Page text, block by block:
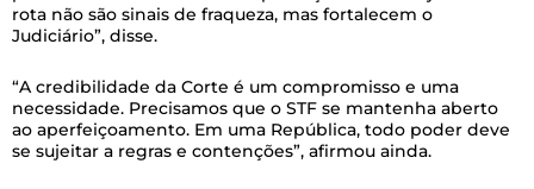
rota não são sinais de fraqueza, mas fortalecem o
Judiciário”, disse.
“A credibilidade da Corte é um compromisso e uma
necessidade. Precisamos que o STF se mantenha aberto
ao aperfeiçoamento. Em uma República, todo poder deve
se sujeitar a regras e contenções”, afirmou ainda.